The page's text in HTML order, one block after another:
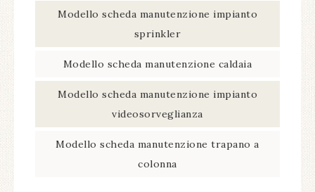
Modello scheda manutenzione impianto
sprinkler​
Modello scheda manutenzione caldaia​
Modello scheda manutenzione impianto
videosorveglianza​
Modello scheda manutenzione trapano a
colonna​